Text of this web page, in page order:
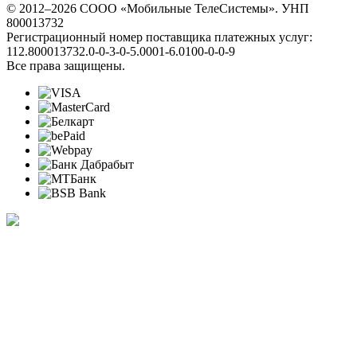
© 2012–2026 СООО «Мобильные ТелеСистемы». УНП
800013732
Регистрационный номер поставщика платежных услуг:
112.800013732.0-0-3-0-5.0001-6.0100-0-0-9
Все права защищены.